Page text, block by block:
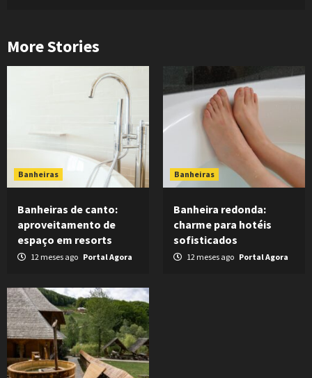
More Stories
Banheiras
Banheiras de canto:
aproveitamento de
espaço em resorts
12 meses ago Portal Agora
Banheiras
Banheira redonda:
charme para hotéis
sofisticados
12 meses ago Portal Agora